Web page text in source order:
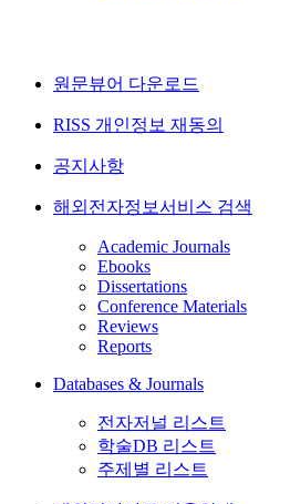
원문뷰어 다운로드
RISS 개인정보 재동의
공지사항
해외전자정보서비스 검색
Academic Journals
Ebooks
Dissertations
Conference Materials
Reviews
Reports
Databases & Journals
전자저널 리스트
학술DB 리스트
주제별 리스트